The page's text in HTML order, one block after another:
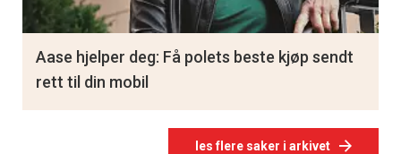
les flere saker i arkivet
Aase hjelper deg: Få polets beste kjøp sendt
rett til din mobil